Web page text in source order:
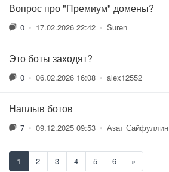
Вопрос про "Премиум" домены?
0 • 17.02.2026 22:42 • Suren
Это боты заходят?
0 • 06.02.2026 16:08 • alex12552
Наплыв ботов
7 • 09.12.2025 09:53 • Азат Сайфуллин
1 2 3 4 5 6 »